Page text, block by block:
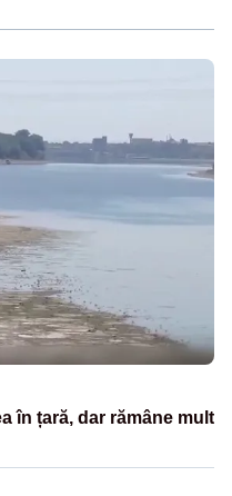
în țară, dar rămâne mult